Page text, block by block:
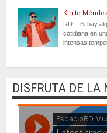
Kinito
RD.- Si hay
cotidiana en
intensas
DISFRUTA DE LA